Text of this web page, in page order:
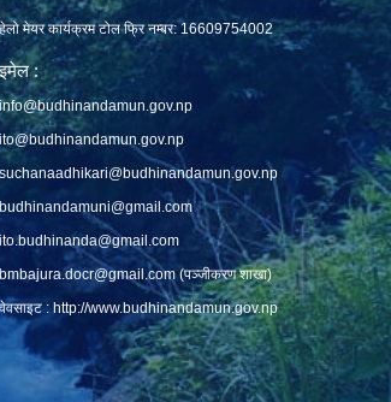
हेलो मेयर कार्यक्रम टोल फ्रि नम्बर: 16609754002
इमेल :
info@budhinandamun.gov.np
ito@budhinandamun.gov.np
suchanaadhikari@budhinandamun.gov.np
budhinandamuni@gmail.com
ito.budhinanda@gmail.com
bmbajura.docr@gmail.com (पञ्जीकरण शाखा)
वेवसाइट : http://www.budhinandamun.gov.np